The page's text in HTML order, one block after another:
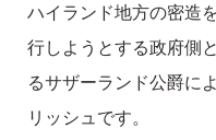
ハイランド地方の密造
行しようとする政府側
るサザーランド公爵に
リッシュです。